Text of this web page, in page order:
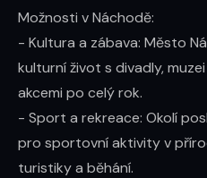
Možnosti v Náchodě:
- Kultura a zábava: Město
kulturní život s divadly,
akcemi po celý rok.
- Sport a rekreace: Okolí
pro sportovní aktivity v
turistiky a běhání.